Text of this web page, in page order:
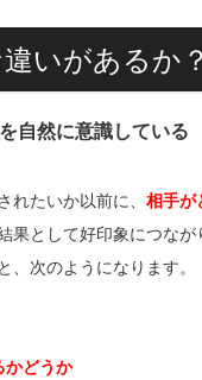
いがあるか？
自然に意識している
れたいか以前に、 相手が
として好印象につなが
、次のようになります。
かどうか